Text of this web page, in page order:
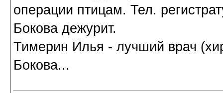
операции птицам. Тел.
Бокова дежурит.
Тимерин Илья - лучший врач
Бокова...